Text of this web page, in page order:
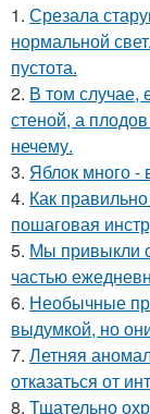
1. Срезала
нормальной
пустота.
2. В том случае,
стеной, а
нечему.
3. Яблок много -
4. Как
пошаговая
5. Мы привыкли
частью
6. Необычные
выдумкой, но
7. Летняя
отказаться от
8. Тщательно